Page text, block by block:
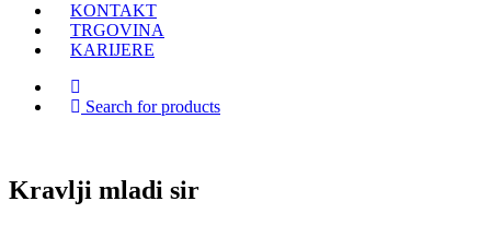
KONTAKT
TRGOVINA
KARIJERE
Search for products
Kravlji mladi sir